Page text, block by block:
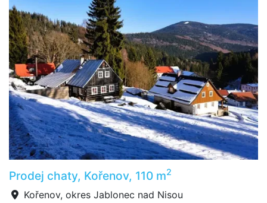
Prodej chaty, Kořenov, 110 m2
Kořenov, okres Jablonec nad Nisou